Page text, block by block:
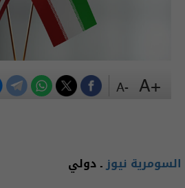
السومرية نيوزـ دولي
+A
-A